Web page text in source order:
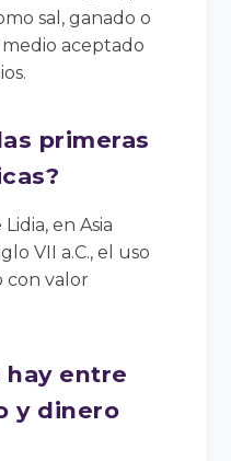
sal, ganado o
aceptado
primeras
en Asia
VII a.C., el uso
con valor
hay entre
y dinero